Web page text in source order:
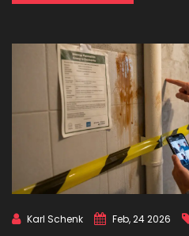
Karl Schenk Feb, 24 2026